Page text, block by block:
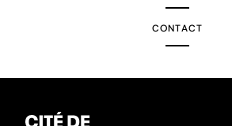
CONTACT